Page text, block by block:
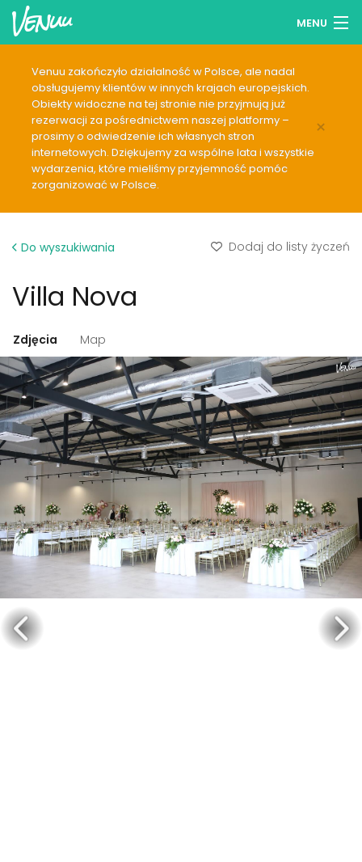
MENU
Lista życzeń
Zaloguj się
Polski
Dodaj swój lokal
Venuu zakończyło działalność w Polsce, ale nadal
obsługujemy klientów w innych krajach europejskich.
Obiekty widoczne na tej stronie nie przyjmują już
rezerwacji za pośrednictwem naszej platformy –
prosimy o odwiedzenie ich własnych stron
internetowych. Dziękujemy za wspólne lata i wszystkie
wydarzenia, które mieliśmy przyjemność pomóc
zorganizować w Polsce.
×
Do wyszukiwania Dodaj do listy życzeń
Villa Nova
Zdjęcia Map